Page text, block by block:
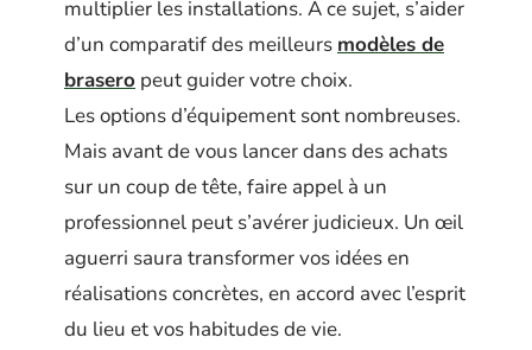
multiplier les installations. À ce sujet, s’aider
d’un comparatif des meilleurs modèles de
brasero peut guider votre choix.
Les options d’équipement sont nombreuses.
Mais avant de vous lancer dans des achats
sur un coup de tête, faire appel à un
professionnel peut s’avérer judicieux. Un œil
aguerri saura transformer vos idées en
réalisations concrètes, en accord avec l’esprit
du lieu et vos habitudes de vie.